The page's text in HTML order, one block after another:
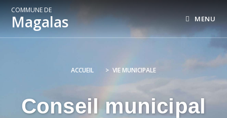
COMMUNE DE
Magalas MENU
ACCUEIL > VIE MUNICIPALE
Conseil municipal